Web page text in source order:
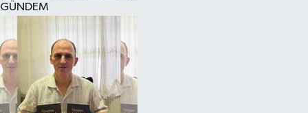
GÜNDEM
Haber Arşivi